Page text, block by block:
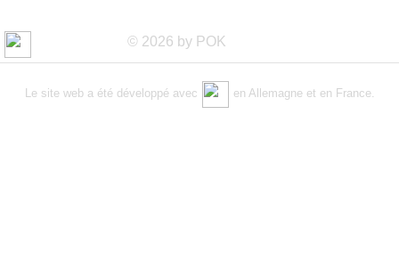
© 2026 by POK
Le site web a été développé avec en Allemagne et en France.